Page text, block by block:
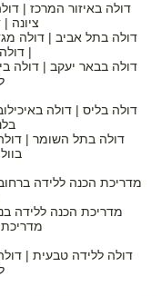
דולה באיזור המרכז |
ציונה
דולה בתל אביב | דולה
|
דולה בבאר יעקב | דולה
דולה בליס | דולה
דולה בתל השומר |
מדריכת הכנה ללידה
מדריכת הכנה ללידה
דולה ללידה טבעית |